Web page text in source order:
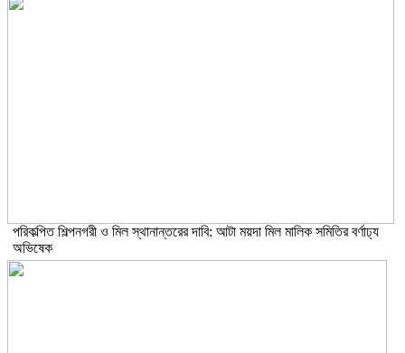
পরিকল্পিত শিল্পনগরী ও মিল স্থানান্তরের দাবি: আটা ময়দা মিল মালিক সমিতির বর্ণাঢ্য
অভিষেক